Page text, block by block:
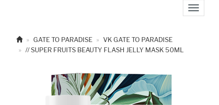
Toggle
GATE TO PARADISE
VK GATE TO PARADISE
// SUPER FRUITS BEAUTY FLASH JELLY MASK 50ML